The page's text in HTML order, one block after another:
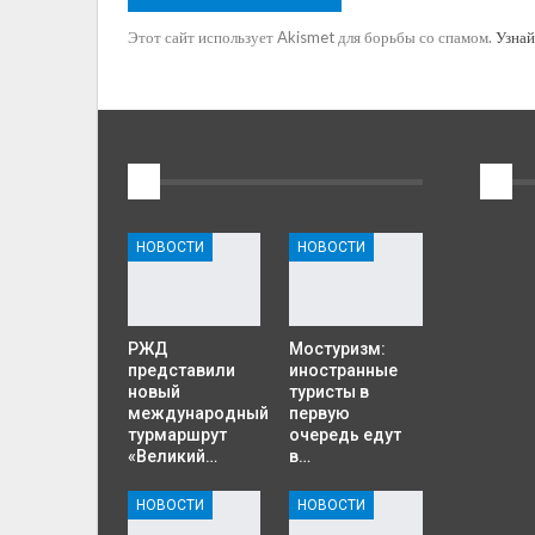
Этот сайт использует Akismet для борьбы со спамом.
НОВОСТИ
РЖД
представили
новый
международный
турмаршрут
«Великий…
НОВОСТИ
Мостуризм:
иностранные
туристы в
первую
очередь едут
в…
НОВОСТИ НОВОСТИ